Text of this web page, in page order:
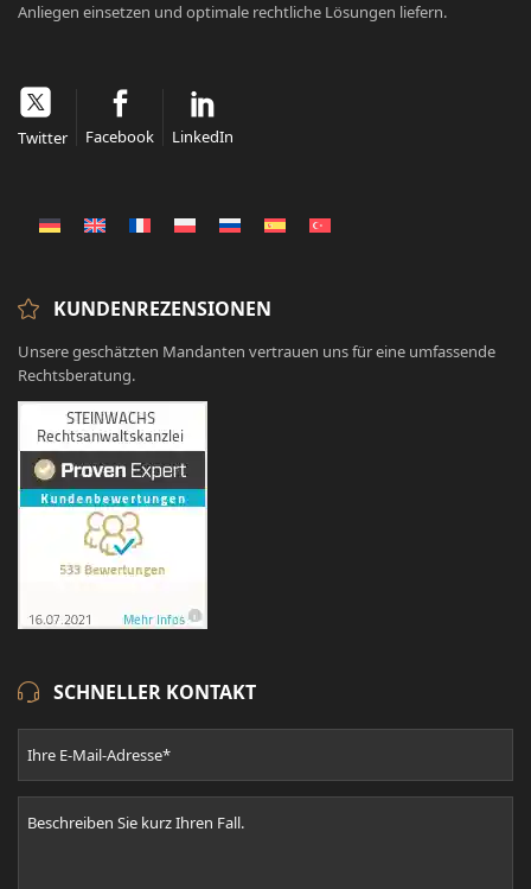
Anliegen einsetzen und optimale rechtliche Lösungen liefern.
Twitter Facebook LinkedIn
KUNDENREZENSIONEN
Unsere geschätzten Mandanten vertrauen uns für eine umfassende
Rechtsberatung.
SCHNELLER KONTAKT